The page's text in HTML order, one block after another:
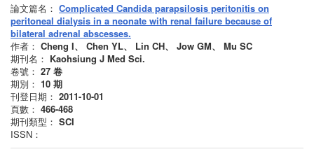
論文篇名： Complicated Candida parapsilosis peritonitis on
peritoneal dialysis in a neonate with renal failure because of
bilateral adrenal abscesses.
作者： Cheng I、 Chen YL、 Lin CH、 Jow GM、 Mu SC
期刊名： Kaohsiung J Med Sci.
卷號： 27 卷
期別： 10 期
刊登日期： 2011-10-01
頁數： 466-468
期刊類型： SCI
ISSN：